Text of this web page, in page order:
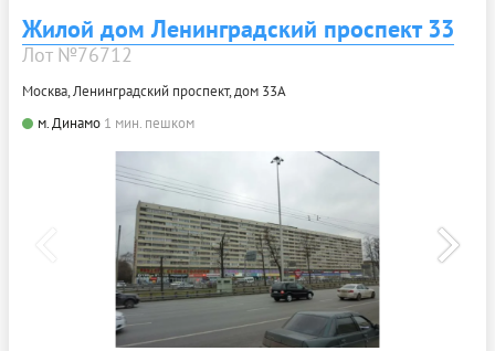
Жилой дом Ленинградский проспект 33
Лот №76712
Москва, Ленинградский проспект, дом 33А
м. Динамо 1 мин. пешком